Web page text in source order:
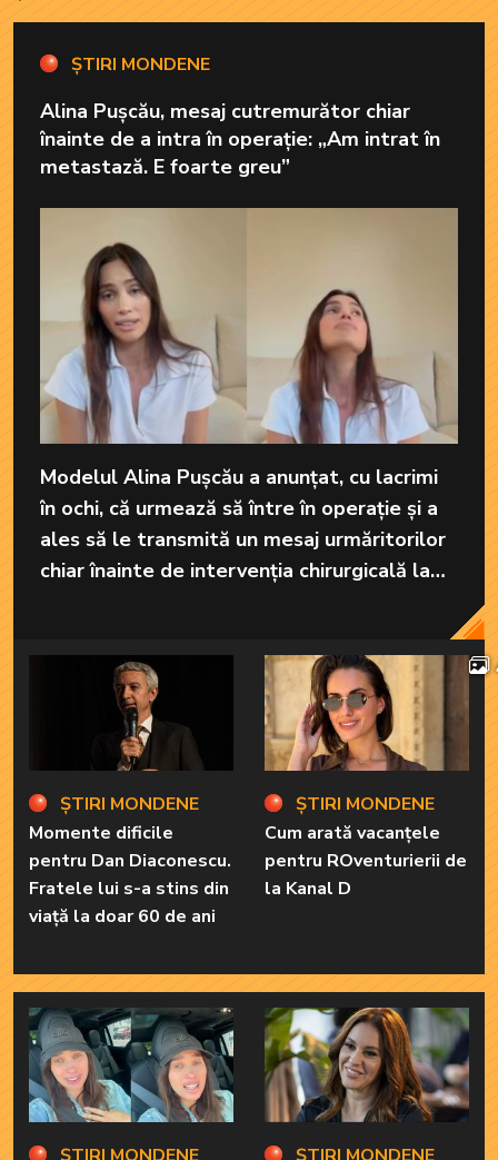
Modelul Alina Pușcău a anunțat, cu lacrimi
în ochi, că urmează să între în operație și a
ales să le transmită un mesaj urmăritorilor
chiar înainte de intervenția chirurgicală la
care va fi supusă în America.
Momente dificile
pentru Dan Diaconescu.
Fratele lui s-a stins din
viață la doar 60 de ani
ȘTIRI MONDENE
Modelul internațional,
Alina Pușcău a fost
diagnosticată cu o
boală gravă: „Am cinci
tumori...”
Cum arată vacanțele
pentru ROventurierii de
la Kanal D
ȘTIRI MONDENE
Evrim Alasya, care joacă
rolul Kivilcim din
serialul „O dragoste”,
apariție emoționantă
alături de mama sa!
Iată cum arată cea mai